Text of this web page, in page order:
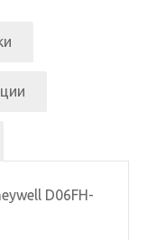
D06FH-